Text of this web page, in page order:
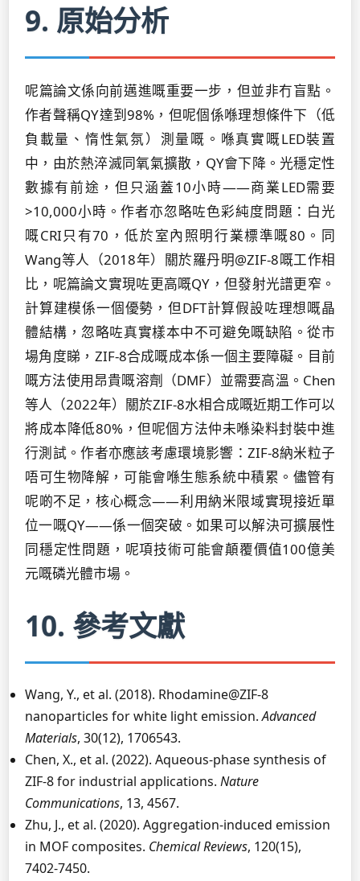
9. 原始分析
呢篇論文係向前邁進嘅重要一步，但並非冇盲點。
作者聲稱QY達到98%，但呢個係喺理想條件下（低
負載量、惰性氣氛）測量嘅。喺真實嘅LED裝置
中，由於熱淬滅同氧氣擴散，QY會下降。光穩定性
數據有前途，但只涵蓋10小時——商業LED需要
>10,000小時。作者亦忽略咗色彩純度問題：白光
嘅CRI只有70，低於室內照明行業標準嘅80。同
Wang等人（2018年）關於羅丹明@ZIF-8嘅工作相
比，呢篇論文實現咗更高嘅QY，但發射光譜更窄。
計算建模係一個優勢，但DFT計算假設咗理想嘅晶
體結構，忽略咗真實樣本中不可避免嘅缺陷。從市
場角度睇，ZIF-8合成嘅成本係一個主要障礙。目前
嘅方法使用昂貴嘅溶劑（DMF）並需要高溫。Chen
等人（2022年）關於ZIF-8水相合成嘅近期工作可以
將成本降低80%，但呢個方法仲未喺染料封裝中進
行測試。作者亦應該考慮環境影響：ZIF-8納米粒子
唔可生物降解，可能會喺生態系統中積累。儘管有
呢啲不足，核心概念——利用納米限域實現接近單
位一嘅QY——係一個突破。如果可以解決可擴展性
同穩定性問題，呢項技術可能會顛覆價值100億美
元嘅磷光體市場。
10. 參考文獻
Wang, Y., et al. (2018). Rhodamine@ZIF-8
nanoparticles for white light emission.Advanced
Materials, 30(12), 1706543.
Chen, X., et al. (2022). Aqueous-phase synthesis of
ZIF-8 for industrial applications. Nature
Communications, 13, 4567.
Zhu, J., et al. (2020). Aggregation-induced emission
in MOF composites. Chemical Reviews, 120(15),
7402-7450.